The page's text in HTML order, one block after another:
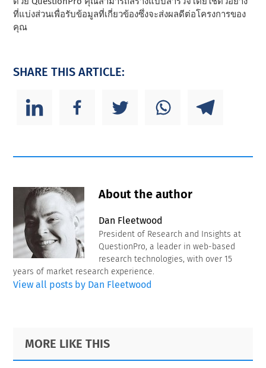
ที่แบ่งส่วนเพื่อรับข้อมูลที่เกี่ยวข้องซึ่งจะส่งผลดีต่อโครงการของ
คุณ
SHARE THIS ARTICLE:
About the author
Dan Fleetwood
President of Research and Insights at
QuestionPro, a leader in web-based
research technologies, with over 15
years of market research experience.
View all posts by Dan Fleetwood
Primary
Sidebar
Footer
MORE LIKE THIS